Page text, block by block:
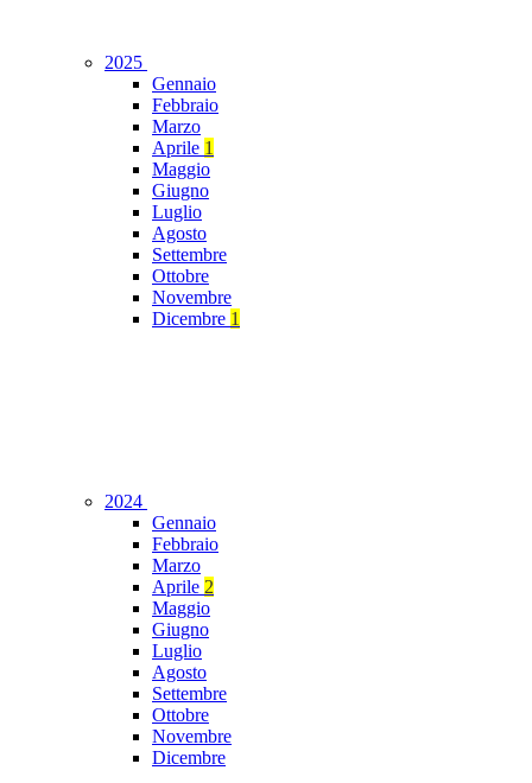
2025
Gennaio
Febbraio
Marzo
Aprile 1
Maggio
Giugno
Luglio
Agosto
Settembre
Ottobre
Novembre
Dicembre 1
2024
Gennaio
Febbraio
Marzo
Aprile 2
Maggio
Giugno
Luglio
Agosto
Settembre
Ottobre
Novembre
Dicembre